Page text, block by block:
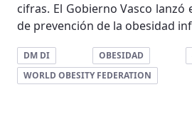
cifras. El Gobierno Vasco lanzó
de prevención de la obesidad
DM DI OBESIDAD
WORLD OBESITY FEDERATION